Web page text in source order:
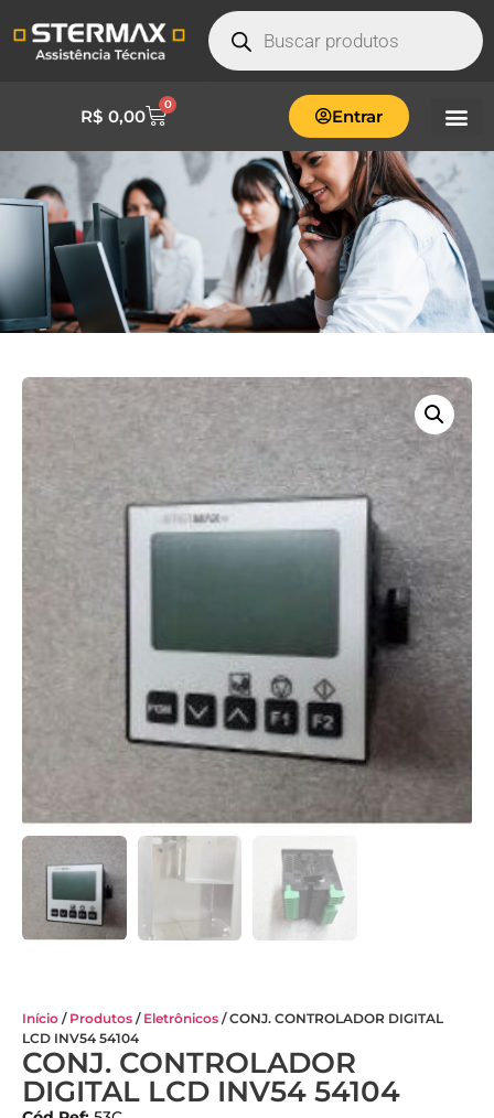
R$ 0,00
0
Entrar
INV54 54104
Início / Produtos / Eletrônicos / CONJ. CONTROLADOR DIGITAL
LCD INV54 54104
CONJ. CONTROLADOR
DIGITAL LCD INV54 54104